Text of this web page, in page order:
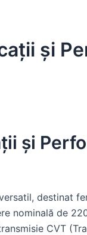
și
și
destinat
nominală de
CVT